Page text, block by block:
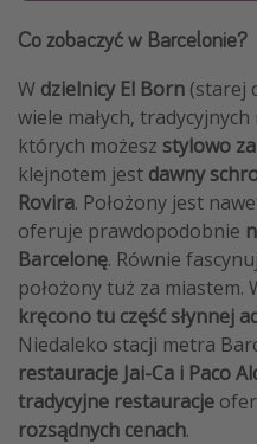
Co zobaczyć w Barcelonie?
W dzielnicy El Born (starej
wiele małych,
których możesz stylowo
klejnotem jest dawny
Rovira. Położony jest
oferuje prawdopodobnie
Barcelonę. Równie
położony tuż za miastem.
kręcono tu część słynnej
Niedaleko stacji metra
restauracje Jai-Ca i Paco
tradycyjne restauracje
rozsądnych cenach.